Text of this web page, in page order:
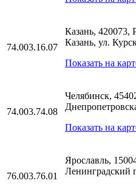
74.003.16.07
Казань, 420073,
Казань, ул.
Показать на
74.003.74.08
Челябинск,
Показать на
76.003.76.01
Ярославль,
Ленинградский